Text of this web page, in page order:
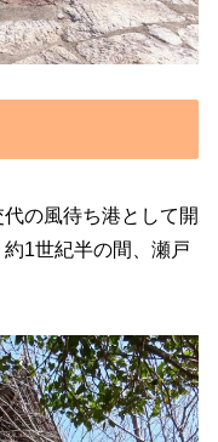
の風待ち港として開
1世紀半の間、瀬戸